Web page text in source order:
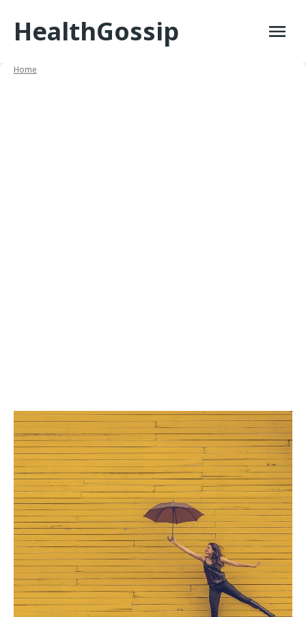
content
HealthGossip
Home